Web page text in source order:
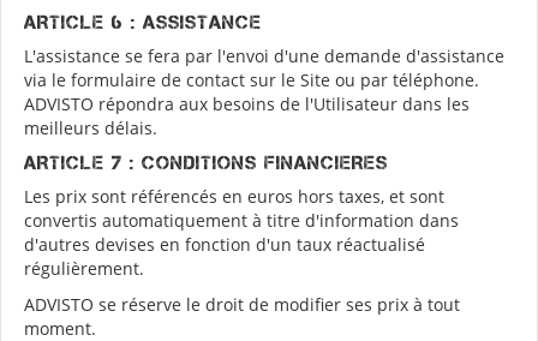
ARTICLE 6 : ASSISTANCE
L'assistance se fera par l'envoi d'une demande d'assistance
via le formulaire de contact sur le Site ou par téléphone.
ADVISTO répondra aux besoins de l'Utilisateur dans les
meilleurs délais.
ARTICLE 7 : CONDITIONS FINANCIERES
Les prix sont référencés en euros hors taxes, et sont
convertis automatiquement à titre d'information dans
d'autres devises en fonction d'un taux réactualisé
régulièrement.
ADVISTO se réserve le droit de modifier ses prix à tout
moment.